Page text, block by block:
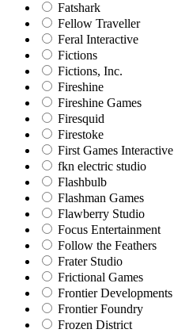
Fatshark
Fellow Traveller
Feral Interactive
Fictions
Fictions, Inc.
Fireshine
Fireshine Games
Firesquid
Firestoke
First Games Interactive
fkn electric studio
Flashbulb
Flashman Games
Flawberry Studio
Focus Entertainment
Follow the Feathers
Frater Studio
Frictional Games
Frontier Developments
Frontier Foundry
Frozen District